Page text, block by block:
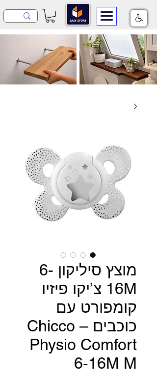
מוצץ סיליקון 6-
16M צ’יקו פיזיו
קומפורט עם
כוכבים – Chicco
Physio Comfort
6-16M M